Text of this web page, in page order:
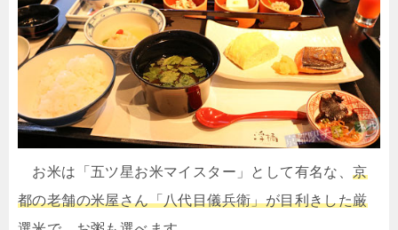
お米は「五ツ星お米マイスター」として有名な、京
都の老舗の米屋さん「八代目儀兵衛」が目利きした厳